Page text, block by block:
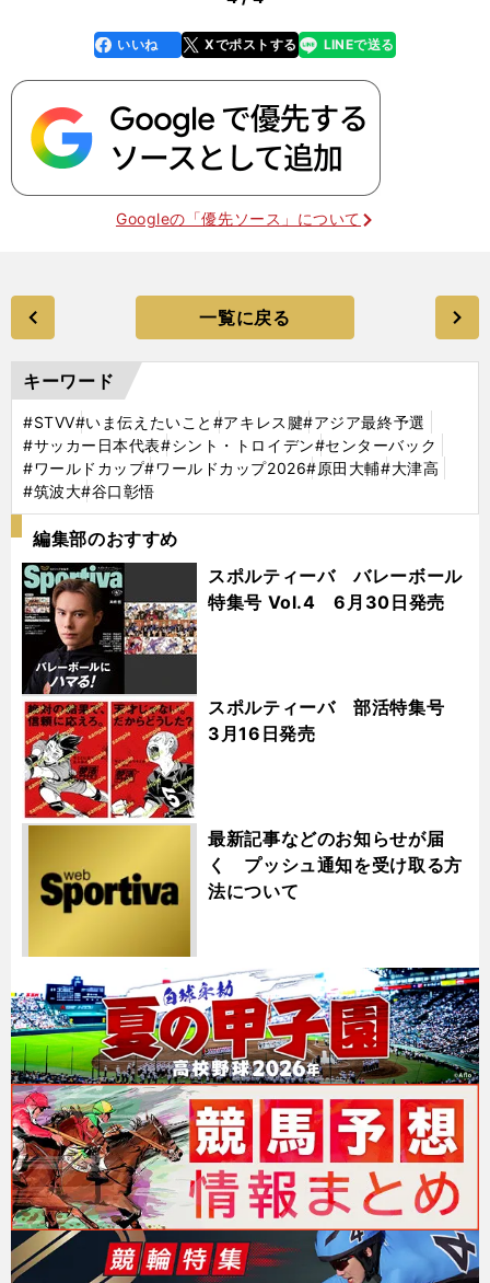
faceboo
k
いいね Xでポストする
line LINEで送る
Googleの「優先ソース」について
一覧に戻る
キーワード
#STVV#いま伝えたいこと #アキレス腱#アジア最終予選
#サッカー日本代表#シント・トロイデン#センターバック
#ワールドカップ#ワールドカップ2026#原田大輔#大津高
#筑波大#谷口彰悟
編集部のおすすめ
スポルティーバ バレーボール
特集号 Vol.4 6月30日発売
スポルティーバ 部活特集号
3月16日発売
最新記事などのお知らせが届
く プッシュ通知を受け取る方
法について